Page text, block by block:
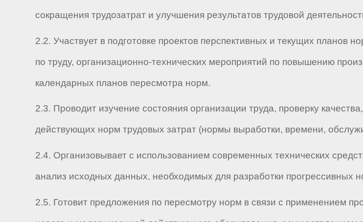
сокращения трудозатрат и улучшения результатов трудовой
2.2. Участвует в подготовке проектов перспективных и текущих планов
по труду, организационно-технических мероприятий по повышению
календарных планов пересмотра норм.
2.3. Проводит изучение состояния организации труда, проверку
действующих норм трудовых затрат (нормы выработки, времени,
2.4. Организовывает с использованием современных технических
анализ исходных данных, необходимых для разработки прогрессивных
2.5. Готовит предложения по пересмотру норм в связи с применением